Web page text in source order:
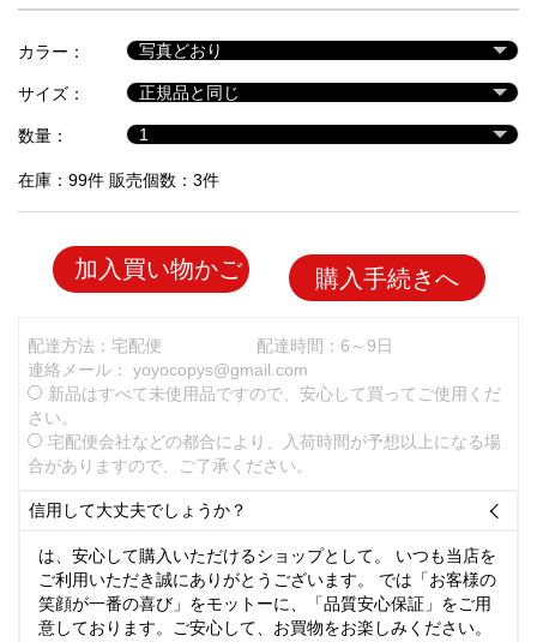
セ
ル
品
カラー：
サイズ：
数量：
在庫：99件 販売個数：3件
加入買い物かご 購入手続きへ
配達方法：宅配便
配達時間：6～9日
連絡メール： yoyocopys@gmail.com
新品はすべて未使用品ですので、安心して買ってご使用くだ
さい。
宅配便会社などの都合により、入荷時間が予想以上になる場
合がありますので、ご了承ください。
信用して大丈夫でしょうか？ 
は、安心して購入いただけるショップとして。 いつも当店を
ご利用いただき誠にありがとうございます。 では「お客様の
笑顔が一番の喜び」をモットーに、「品質安心保証」をご用
意しております。ご安心して、お買物をお楽しみください。